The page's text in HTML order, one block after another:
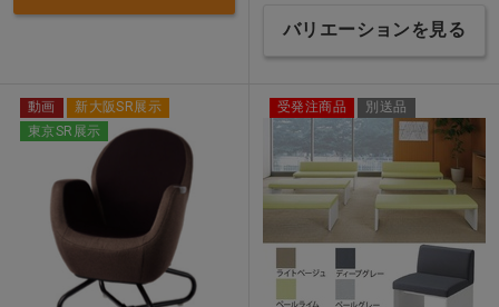
バリエーションを見る
動画
新大阪SR展示
東京SR展示
受発注商品 別送品